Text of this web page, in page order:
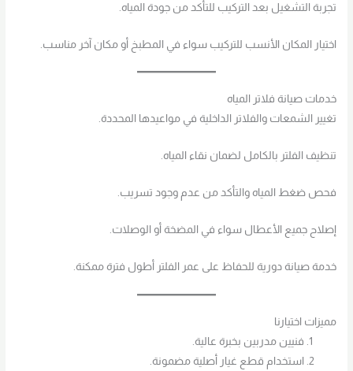
تجربة التشغيل بعد التركيب للتأكد من جودة المياه.
اختيار المكان الأنسب للتركيب سواء في المطبخ أو مكان آخر مناسب.
خدمات صيانة فلاتر المياه
تغيير الشمعات والفلاتر الداخلية في مواعيدها المحددة.
تنظيف الفلتر بالكامل لضمان نقاء المياه.
فحص ضغط المياه والتأكد من عدم وجود تسريب.
إصلاح جميع الأعطال سواء في المضخة أو الوصلات.
خدمة صيانة دورية للحفاظ على عمر الفلتر أطول فترة ممكنة.
مميزات اختيارنا
فنيين مدربين بخبرة عالية.
استخدام قطع غيار أصلية مضمونة.